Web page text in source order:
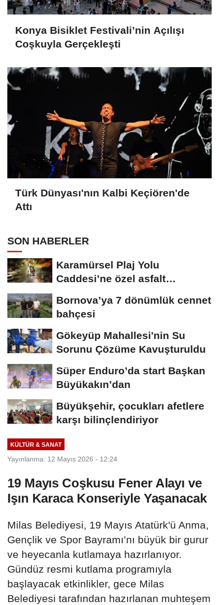
Konya Bisiklet Festivali’nin Açılışı
Coşkuyla Gerçekleşti
Türk Dünyası'nın Kalbi Keçiören'de
Attı
SON HABERLER
Karamürsel Plaj Yolu
Caddesi’ne özel asfalt
Bornova’ya 7 dönümlük cennet
bahçesi
Gökeyüp Mahallesi'nin Su
Sorunu Çözüme Kavuşturuldu
Süper Enduro’da start Başkan
Büyükakın’dan
Büyükşehir, çocukları afetlere
karşı bilinçlendiriyor
KÜLTÜR & SANAT
Yayınlanma: 12 Mayıs 2026 - 12:24
19 Mayıs Coşkusu Fener Alayı ve
Işın Karaca Konseriyle Yaşanacak
Milas Belediyesi, 19 Mayıs Atatürk'ü Anma,
Gençlik ve Spor Bayramı’nı büyük bir gurur
ve heyecanla kutlamaya hazırlanıyor.
Gündüz resmi kutlama programıyla
başlayacak etkinlikler, gece Milas
Belediyesi tarafından hazırlanan muhteşem